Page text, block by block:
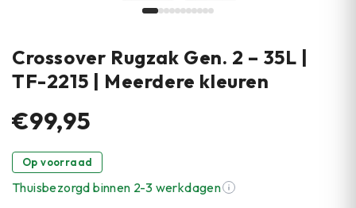
Crossover Rugzak Gen. 2 – 35L |
TF-2215 | Meerdere kleuren
€99,95
Op voorraad
Thuisbezorgd binnen 2-3 werkdagen